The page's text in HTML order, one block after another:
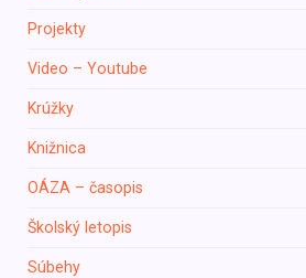
Projekty
Video – Youtube
Krúžky
Knižnica
ОÁZA – časopis
Školský letopis
Súbehy